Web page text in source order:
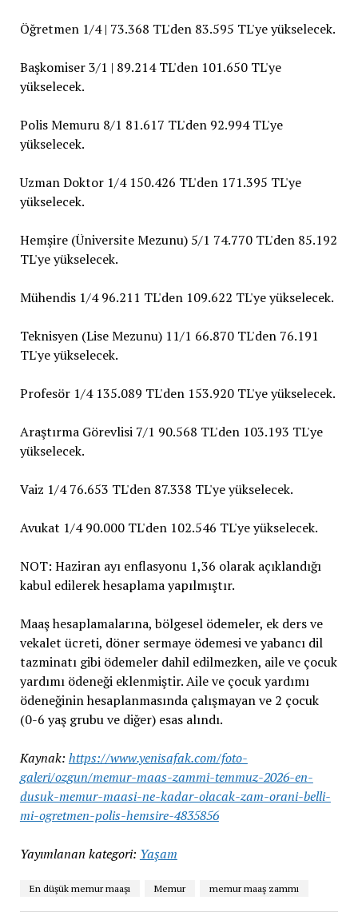
Öğretmen 1/4 | 73.368 TL'den 83.595 TL'ye yükselecek.
Başkomiser 3/1 | 89.214 TL'den 101.650 TL'ye
yükselecek.
Polis Memuru 8/1 81.617 TL'den 92.994 TL'ye
yükselecek.
Uzman Doktor 1/4 150.426 TL'den 171.395 TL'ye
yükselecek.
Hemşire (Üniversite Mezunu) 5/1 74.770 TL'den 85.192
TL'ye yükselecek.
Mühendis 1/4 96.211 TL'den 109.622 TL'ye yükselecek.
Teknisyen (Lise Mezunu) 11/1 66.870 TL'den 76.191
TL'ye yükselecek.
Profesör 1/4 135.089 TL'den 153.920 TL'ye yükselecek.
Araştırma Görevlisi 7/1 90.568 TL'den 103.193 TL'ye
yükselecek.
Vaiz 1/4 76.653 TL'den 87.338 TL'ye yükselecek.
Avukat 1/4 90.000 TL'den 102.546 TL'ye yükselecek.
NOT: Haziran ayı enflasyonu 1,36 olarak açıklandığı
kabul edilerek hesaplama yapılmıştır.
Maaş hesaplamalarına, bölgesel ödemeler, ek ders ve
vekalet ücreti, döner sermaye ödemesi ve yabancı dil
tazminatı gibi ödemeler dahil edilmezken, aile ve çocuk
yardımı ödeneği eklenmiştir. Aile ve çocuk yardımı
ödeneğinin hesaplanmasında çalışmayan ve 2 çocuk
(0-6 yaş grubu ve diğer) esas alındı.
Kaynak: https://www.yenisafak.com/foto-
galeri/ozgun/memur-maas-zammi-temmuz-2026-en-
dusuk-memur-maasi-ne-kadar-olacak-zam-orani-belli-
mi-ogretmen-polis-hemsire-4835856
Yayımlanan kategori: Yaşam
En düşük memur maaşı Memur memur maaş zammı